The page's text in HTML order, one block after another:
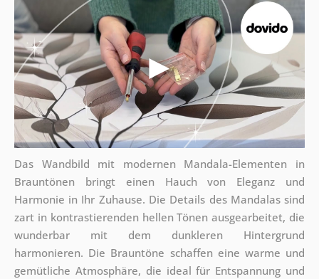
Das Wandbild mit modernen Mandala-Elementen in
Brauntönen bringt einen Hauch von Eleganz und
Harmonie in Ihr Zuhause. Die Details des Mandalas sind
zart in kontrastierenden hellen Tönen ausgearbeitet, die
wunderbar mit dem dunkleren Hintergrund
harmonieren. Die Brauntöne schaffen eine warme und
gemütliche Atmosphäre, die ideal für Entspannung und